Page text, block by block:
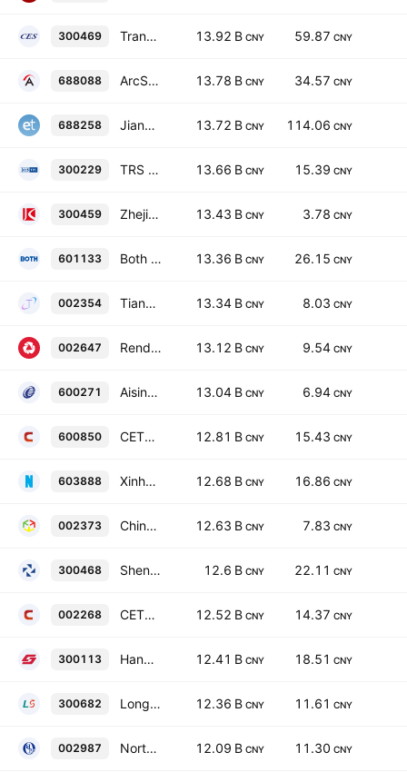
300469 Transportation Telecommunication and Information Development Inc. Ltd. Zhejiang Class A 13.92 B CNY 59.87 CNY
688088 ArcSoft Corporation Limited Class A 13.78 B CNY 34.57 CNY
688258 Jiangsu Eazytec Co., Ltd. Class A 13.72 B CNY 114.06 CNY
300229 TRS Information Technology Co., Ltd. Class A 13.66 B CNY 15.39 CNY
300459 Zhejiang Jinke Tom Culture Industry Co., Ltd. Class A 13.43 B CNY 3.78 CNY
601133 Both Engineering Technology Co., Ltd. Class A 13.36 B CNY 26.15 CNY
002354 Tianyu Digital Technology Group Co., Ltd. Class A 13.34 B CNY 8.03 CNY
002647 Rendong Holdings Group Co., Ltd Class A 13.12 B CNY 9.54 CNY
600271 Aisino Corp. Class A 13.04 B CNY 6.94 CNY
600850 CETC Digital Technology Co. Ltd. Class A 12.81 B CNY 15.43 CNY
603888 XinhuaNet Co., Ltd. Class A 12.68 B CNY 16.86 CNY
002373 China TransInfo Technology Co., Ltd. Class A 12.63 B CNY 7.83 CNY
300468 Shenzhen Forms Syntron Information Co., Ltd. Class A 12.6 B CNY 22.11 CNY
002268 CETC Cyberspace Security Technology Co. Ltd. Class A 12.52 B CNY 14.37 CNY
300113 Hangzhou Shunwang Technology Co., Ltd. Class A 12.41 B CNY 18.51 CNY
300682 Longshine Technology Group Co., Ltd. Class A 12.36 B CNY 11.61 CNY
002987 Northking Information Technology Co., Ltd. Class A 12.09 B CNY 11.30 CNY